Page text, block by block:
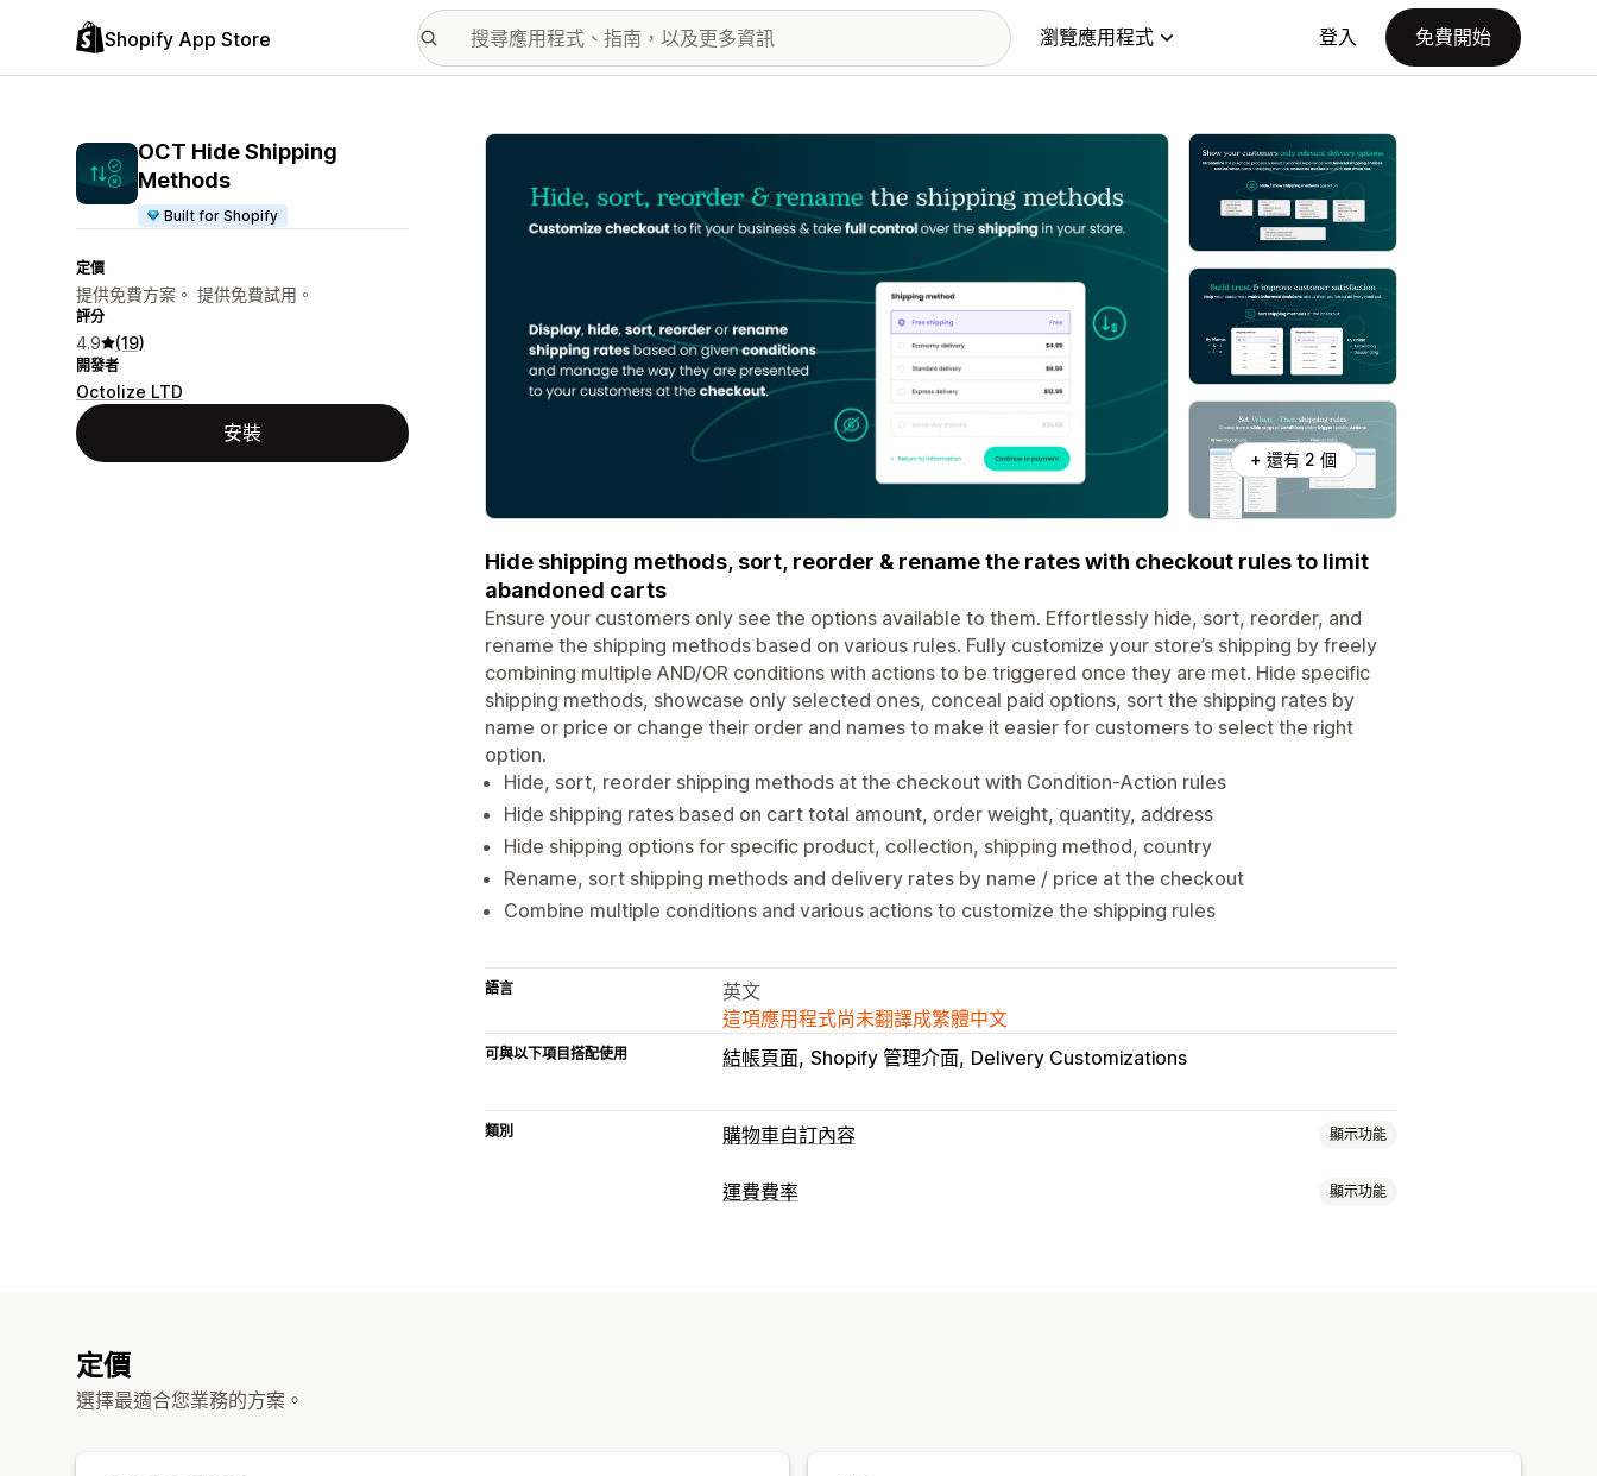
Shopify App Store 瀏覽應用程式 登入 免費開始
OCT Hide Shipping
Methods
Built for Shopify
定價
提供免費方案。 提供免費試用。
評分
4.9 (19)
開發者
Octolize LTD
安裝
主要圖片圖庫
+ 還有 2 個
Hide shipping methods, sort, reorder & rename the rates with checkout rules to limit
abandoned carts
Ensure your customers only see the options available to them. Effortlessly hide, sort, reorder, and
rename the shipping methods based on various rules. Fully customize your store’s shipping by freely
combining multiple AND/OR conditions with actions to be triggered once they are met. Hide specific
shipping methods, showcase only selected ones, conceal paid options, sort the shipping rates by
name or price or change their order and names to make it easier for customers to select the right
option.
Hide, sort, reorder shipping methods at the checkout with Condition-Action rules
Hide shipping rates based on cart total amount, order weight, quantity, address
Hide shipping options for specific product, collection, shipping method, country
Rename, sort shipping methods and delivery rates by name / price at the checkout
Combine multiple conditions and various actions to customize the shipping rules
語言
英文
這項應用程式尚未翻譯成繁體中文
可與以下項目搭配使用 結帳頁面 Shopify 管理介面 Delivery Customizations
類別 購物車自訂內容 顯示功能
購物車顯示畫面
運費費率 顯示功能
定價
選擇最適合您業務的方案。